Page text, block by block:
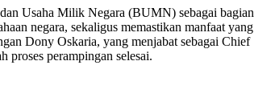
Usaha Milik Negara (BUMN) sebagai bagian
negara, sekaligus memastikan manfaat yang
Dony Oskaria, yang menjabat sebagai Chief
perampingan selesai.